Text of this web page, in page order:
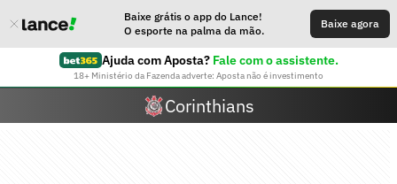
Baixe grátis o app do Lance!
O esporte na palma da mão.
Baixe agora
Ajuda com Aposta? Fale com o assistente.
18+ Ministério da Fazenda adverte: Aposta não é investimento
Corinthians